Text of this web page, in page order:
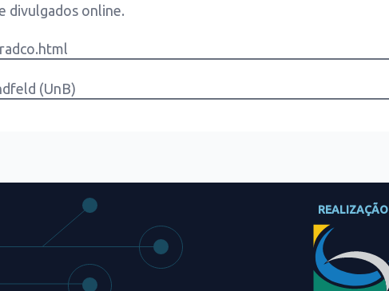
divulgados online.
(UnB)
REALIZAÇÃO